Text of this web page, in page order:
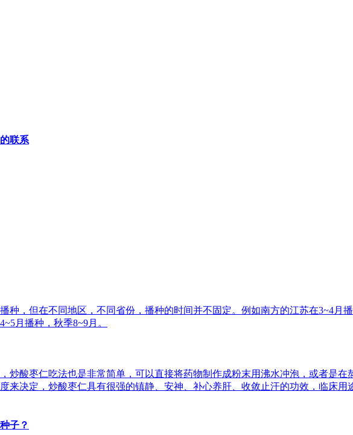
联系
种，但在不同地区，不同省份，播种的时间并不固定。例如南方的江苏在3~4月
月播种，秋季8~9月。
炒酸枣仁吃法也是非常简单，可以直接将药物制作成粉末用沸水冲泡，或者是
来决定，炒酸枣仁具有很强的镇静、安神、补心养肝、收敛止汗的功效，临床
子？